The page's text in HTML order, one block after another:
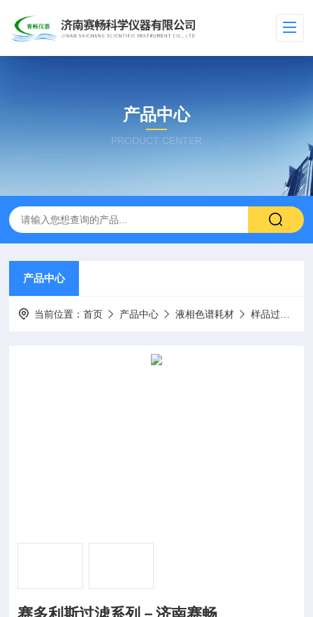
产品中心
PRODUCT CENTER
产品中心
当前位置：首页 产品中心 液相色谱耗材 样品过滤器（头）